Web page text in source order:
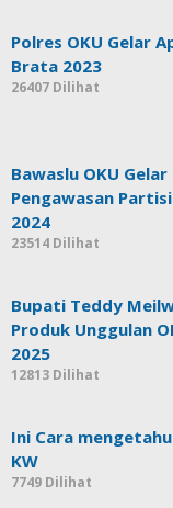
Polres OKU Gelar
Brata 2023
26407 Dilihat
Bawaslu OKU
Pengawasan
2024
23514 Dilihat
Bupati Teddy
Produk Unggulan
2025
12813 Dilihat
Ini Cara
KW
7749 Dilihat